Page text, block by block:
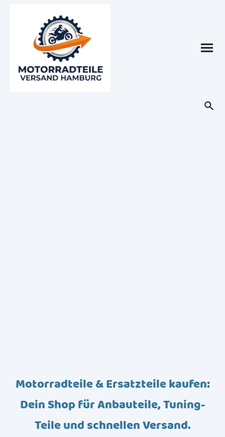
Motorradteile & Ersatzteile kaufen:
Dein Shop für Anbauteile, Tuning-
Teile und schnellen Versand.